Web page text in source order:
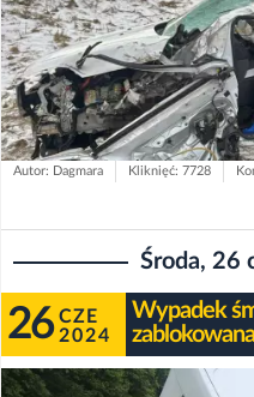
Autor: Dagmara Kliknięć: 7728
Środa, 26
26 CZE
2024
Wypadek
zablokowana